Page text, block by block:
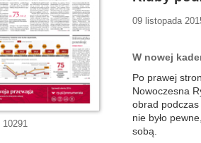
09 listopada
W nowej
Po prawej
Nowoczesna
obrad
nie było
sobą.
10291